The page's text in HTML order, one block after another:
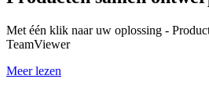
Met één klik naar uw oplossing -
TeamViewer
Meer lezen